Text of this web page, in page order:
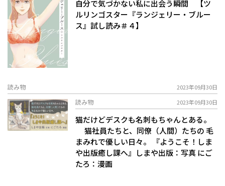
自分で気づかない私に出会う瞬間 【ツ
ルリンゴスター『ランジェリー・ブルー
ス』試し読み＃４】
読み物 2023年09月30日
読み物 2023年09月30日
猫だけどデスクも名刺もちゃんとある。
猫社員たちと、同僚（人間）たちの 毛
まみれで優しい日々。 『ようこそ！しま
や出版癒し課へ』しまや出版：写真 にご
たろ：漫画